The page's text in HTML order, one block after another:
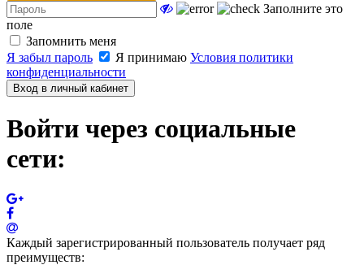
Заполните это
поле
Запомнить меня
Я забыл пароль
Я принимаю Условия политики
конфиденциальности
Вход в личный кабинет
Войти через социальные
сети:
Каждый зарегистрированный пользователь получает ряд
преимуществ: